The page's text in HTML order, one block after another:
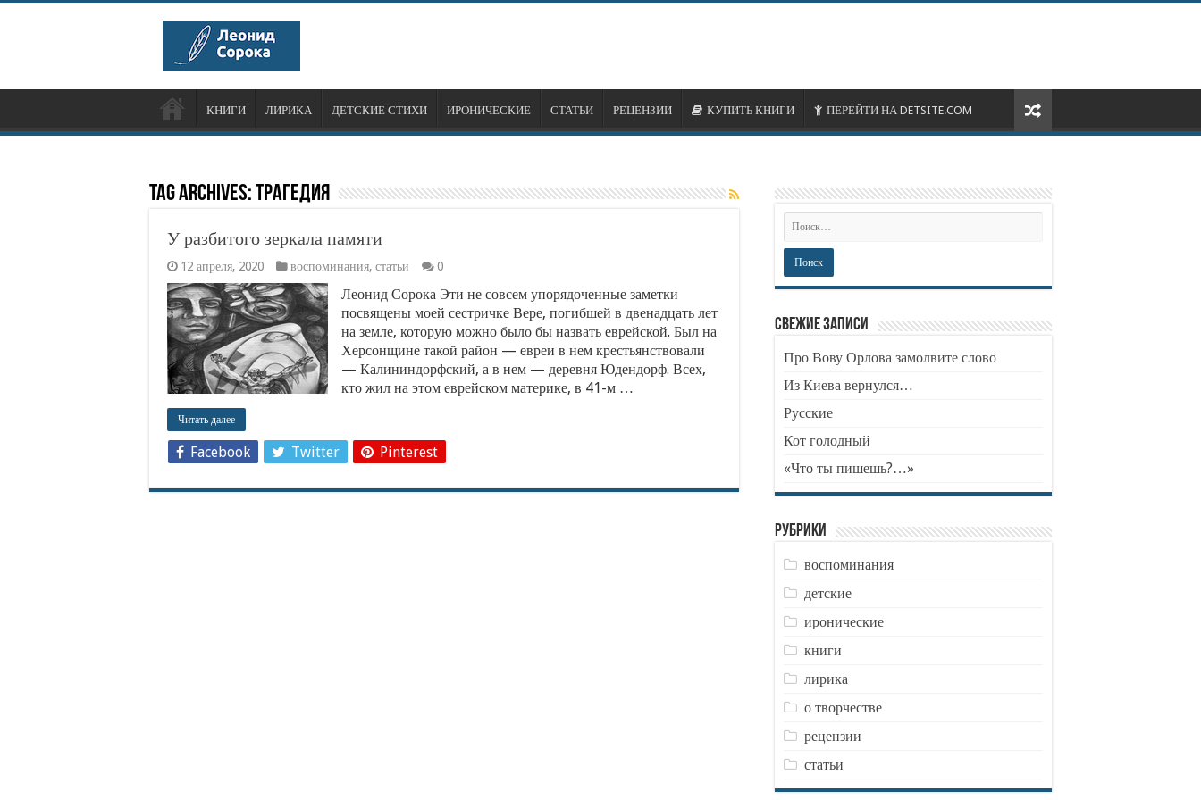
КНИГИ ЛИРИКА ДЕТСКИЕ СТИХИ ИРОНИЧЕСКИЕ СТАТЬИ РЕЦЕНЗИИ КУПИТЬ КНИГИ ПЕРЕЙТИ НА DETSITE.COM
Tag Archives:трагедия
У разбитого зеркала памяти
12 апреля, 2020 воспоминания, статьи 0
Леонид Сорока Эти не совсем упорядоченные заметки
посвящены моей сестричке Вере, погибшей в двенадцать лет
на земле, которую можно было бы назвать еврейской. Был на
Херсонщине такой район — евреи в нем крестьянствовали
— Калининдорфский, а в нем — деревня Юдендорф. Всех,
кто жил на этом еврейском материке, в 41-м …
Читать далее
Facebook Twitter Pinterest
Свежие записи
Про Вову Орлова замолвите слово
Из Киева вернулся…
Русские
Кот голодный
«Что ты пишешь?…»
Рубрики
воспоминания
детские
иронические
книги
лирика
о творчестве
рецензии
статьи